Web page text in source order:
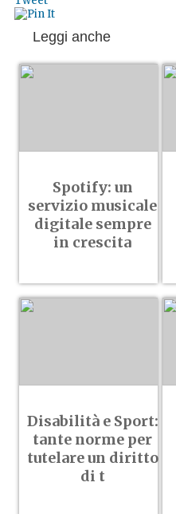
Leggi anche
Spotify: un
servizio musicale
digitale sempre
in crescita
Disabilità e Sport:
tante norme per
tutelare un diritto
di t